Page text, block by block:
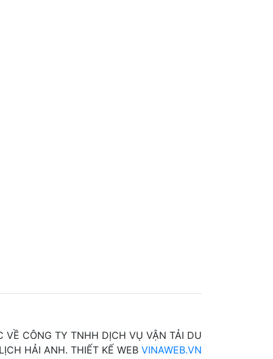
VỀ CÔNG TY TNHH DỊCH VỤ VẬN TẢI DU
LỊCH HẢI ANH. THIẾT KẾ WEB VINAWEB.VN